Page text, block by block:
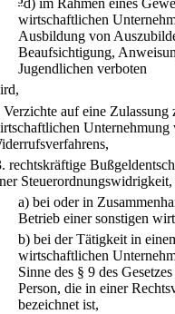
d) im Rahmen eines
wirtschaftlichen
Ausbildung von
Beaufsichtigung,
Jugendlichen verboten
Verzichte auf eine Zulassung
Unternehmung
rechtskräftige
Steuerordnungswidrigkeit,
a) bei oder in
Betrieb einer sonstigen
b) bei der Tätigkeit in
wirtschaftlichen
Sinne des § 9 des
Person, die in einer
bezeichnet ist,